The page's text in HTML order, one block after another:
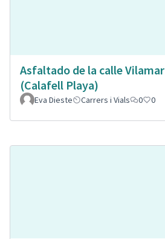
Asfaltado de la calle Vilamar
(Calafell Playa)
Eva Dieste Carrers i Vials 0 0